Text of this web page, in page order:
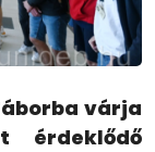
várja
érdeklődő